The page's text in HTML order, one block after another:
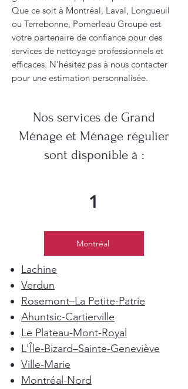
Que ce soit à Montréal, Laval, Longueuil
ou Terrebonne, Pomerleau Groupe est
votre partenaire de confiance pour des
services de nettoyage professionnels et
efficaces. N’hésitez pas à nous contacter
pour une estimation personnalisée.
Nos services de Grand
Ménage et Ménage régulier
sont disponible à :
1
Montréal
Lachine
Verdun
Rosemont–La Petite-Patrie
Ahuntsic-Cartierville
Le Plateau-Mont-Royal
L'Île-Bizard–Sainte-Geneviève
Ville-Marie
Montréal-Nord